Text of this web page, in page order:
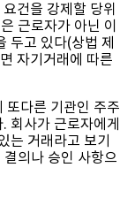
건을 강제할 당위
근로자가 아닌 이
두고 있다(상법 제
자기거래에 따른
또다른 기관인 주주
회사가 근로자에게
는 거래라고 보기
의나 승인 사항으